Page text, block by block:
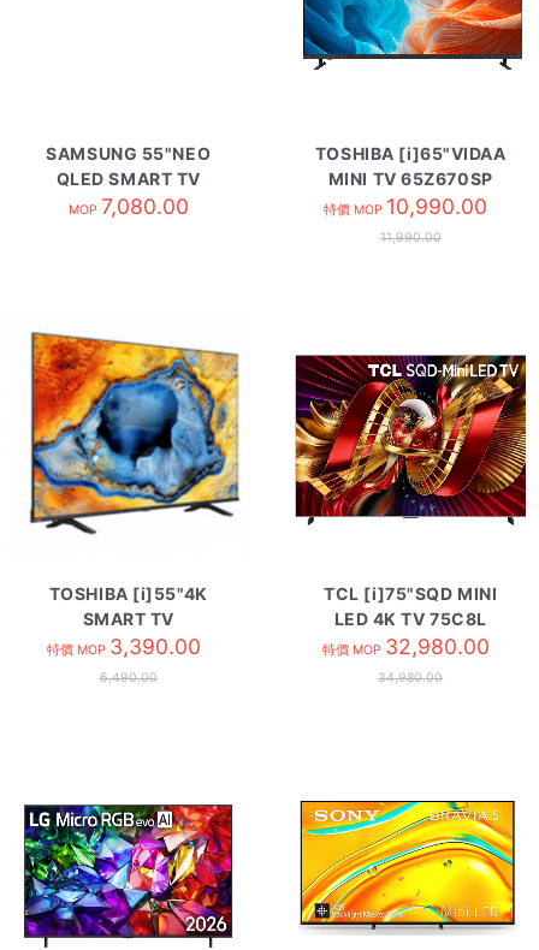
SAMSUNG 55"NEO
QLED SMART TV
QA55QN70HAJXZK
MOP 7,080.00
TOSHIBA [i]65"VIDAA
MINI TV 65Z670SP
特價 MOP 10,990.00
11,990.00
TOSHIBA [i]55"4K
SMART TV
55C350NK
特價 MOP 3,390.00
6,490.00
TCL [i]75"SQD MINI
LED 4K TV 75C8L
特價 MOP 32,980.00
34,980.00